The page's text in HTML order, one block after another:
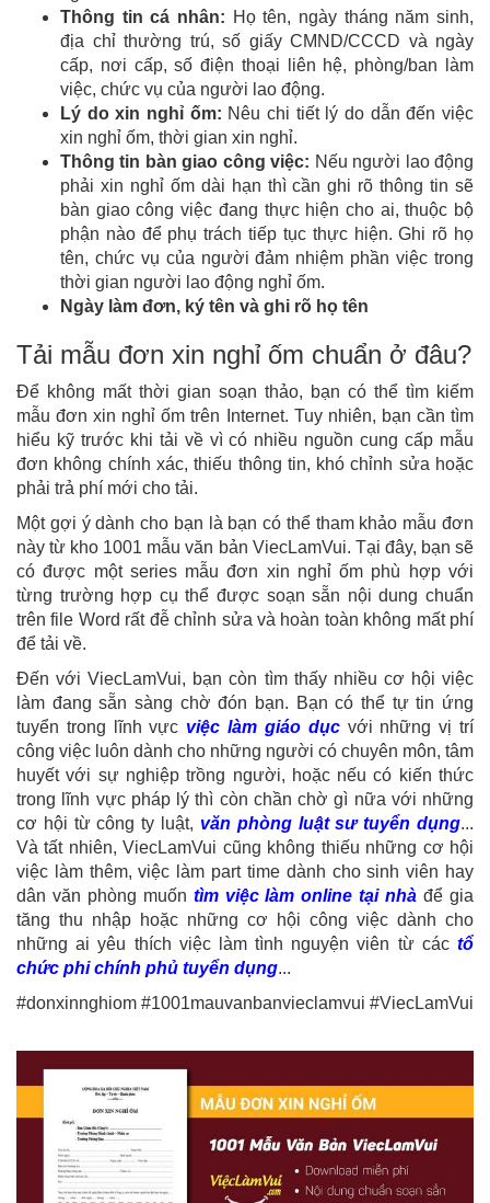
Thông tin cá nhân: Họ tên, ngày tháng năm sinh,
địa chỉ thường trú, số giấy CMND/CCCD và ngày
cấp, nơi cấp, số điện thoại liên hệ, phòng/ban làm
việc, chức vụ của người lao động.
Lý do xin nghỉ ốm: Nêu chi tiết lý do dẫn đến việc
xin nghỉ ốm, thời gian xin nghỉ.
Thông tin bàn giao công việc: Nếu người lao động
phải xin nghỉ ốm dài hạn thì cần ghi rõ thông tin sẽ
bàn giao công việc đang thực hiện cho ai, thuộc bộ
phận nào để phụ trách tiếp tục thực hiện. Ghi rõ họ
tên, chức vụ của người đảm nhiệm phần việc trong
thời gian người lao động nghỉ ốm.
Ngày làm đơn, ký tên và ghi rõ họ tên
Tải mẫu đơn xin nghỉ ốm chuẩn ở đâu?
Để không mất thời gian soạn thảo, bạn có thể tìm kiếm
mẫu đơn xin nghỉ ốm trên Internet. Tuy nhiên, bạn cần tìm
hiểu kỹ trước khi tải về vì có nhiều nguồn cung cấp mẫu
đơn không chính xác, thiếu thông tin, khó chỉnh sửa hoặc
phải trả phí mới cho tải.
Một gợi ý dành cho bạn là bạn có thể tham khảo mẫu đơn
này từ kho 1001 mẫu văn bản ViecLamVui. Tại đây, bạn sẽ
có được một series mẫu đơn xin nghỉ ốm phù hợp với
từng trường hợp cụ thể được soạn sẵn nội dung chuẩn
trên file Word rất đễ chỉnh sửa và hoàn toàn không mất phí
để tải về.
Đến với ViecLamVui, bạn còn tìm thấy nhiều cơ hội việc
làm đang sẵn sàng chờ đón bạn. Bạn có thể tự tin ứng
tuyển trong lĩnh vực việc làm giáo dụcvới những vị trí
công việc luôn dành cho những người có chuyên môn, tâm
huyết với sự nghiệp trồng người, hoặc nếu có kiến thức
trong lĩnh vực pháp lý thì còn chần chờ gì nữa với những
cơ hội từ công ty luật, văn phòng luật sư tuyển dụng...
Và tất nhiên, ViecLamVui cũng không thiếu những cơ hội
việc làm thêm, việc làm part time dành cho sinh viên hay
dân văn phòng muốn tìm việc làm online tại nhà để gia
tăng thu nhập hoặc những cơ hội công việc dành cho
những ai yêu thích việc làm tình nguyện viên từ các tổ
chức phi chính phủ tuyển dụng...
#donxinnghiom #1001mauvanbanvieclamvui #ViecLamVui